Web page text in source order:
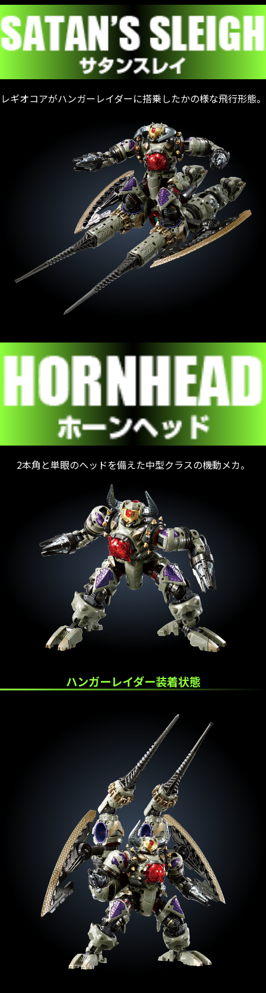
レギオコアがハンガーレイダーに搭乗したかの様な飛行形態。
2本角と単眼のヘッドを備えた中型クラスの機動メカ。
ハンガーレイダー装着状態